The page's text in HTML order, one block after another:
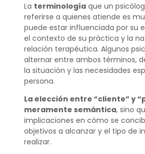
La terminologíaque un
referirse a quienes atiende es
puede estar influenciada por su
el contexto de su práctica y la
relación terapéutica. Algunos
alternar entre ambos términos,
la situación y las necesidades
persona.
La elección entre “cliente” y
meramente semántica, sino
implicaciones en cómo se
objetivos a alcanzar y el tipo de
realizar.